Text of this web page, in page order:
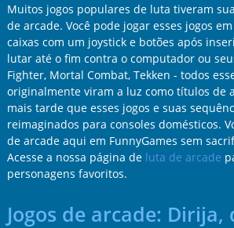
Muitos jogos populares de luta tiveram
de arcade. Você pode jogar esses jogos
caixas com um joystick e botões após
lutar até o fim contra o computador ou
Fighter, Mortal Combat, Tekken - todos
originalmente viram a luz como títulos de
mais tarde que esses jogos e suas
reimaginados para consoles domésticos.
de arcade aqui em FunnyGames sem
Acesse a nossa página de luta de arcade
personagens favoritos.
Jogos de arcade: